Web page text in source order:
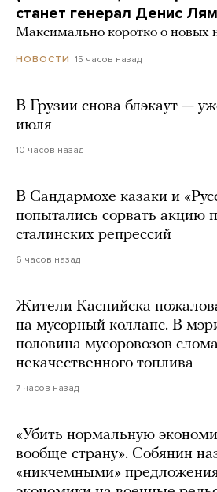
станет генерал Денис
Максимально коротко о новых
НОВОСТИ 15 часов назад
В Грузии снова блэкаут —
июля
10 часов назад
В Сандармохе казаки и
попытались сорвать акцию
сталинских репрессий
6 часов назад
Жители Каспийска
на мусорный коллапс. В
половина мусоровозов
некачественного топлива
7 часов назад
«Убить нормальную
вообще страну». Собянин
«никчемными»